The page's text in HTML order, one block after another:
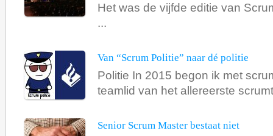
Het was de vijfde editie van
...
Van “Scrum Politie” naar dé politie
Politie In 2015 begon ik met
teamlid van het allereerste
Senior Scrum Master bestaat niet